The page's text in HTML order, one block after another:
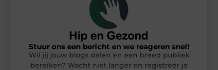
Stuur ons een bericht en we reageren snel!
Wil jij jouw blogs delen en een breed publiek
bereiken? Wacht niet langer en registreer je